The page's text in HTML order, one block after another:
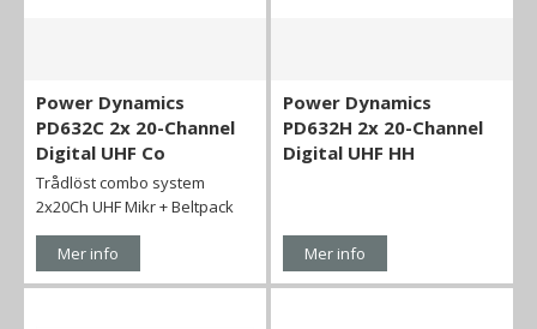
Power Dynamics
PD632C 2x 20-Channel
Digital UHF Co
Trådlöst combo system
2x20Ch UHF Mikr + Beltpack
Mer info
Power Dynamics
PD632H 2x 20-Channel
Digital UHF HH
Mer info